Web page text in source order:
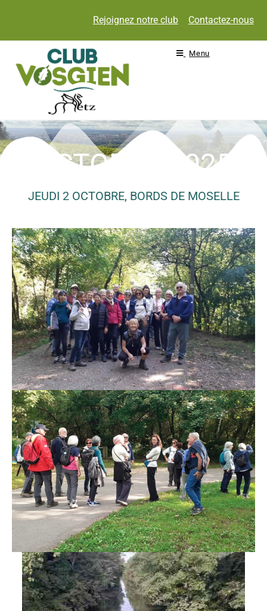
Rejoignez notre club Contactez-nous
Menu
OCTOBRE 2025
JEUDI 2 OCTOBRE, BORDS DE MOSELLE